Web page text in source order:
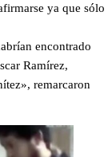
ya que sólo
encontrado
Ramírez,
remarcaron